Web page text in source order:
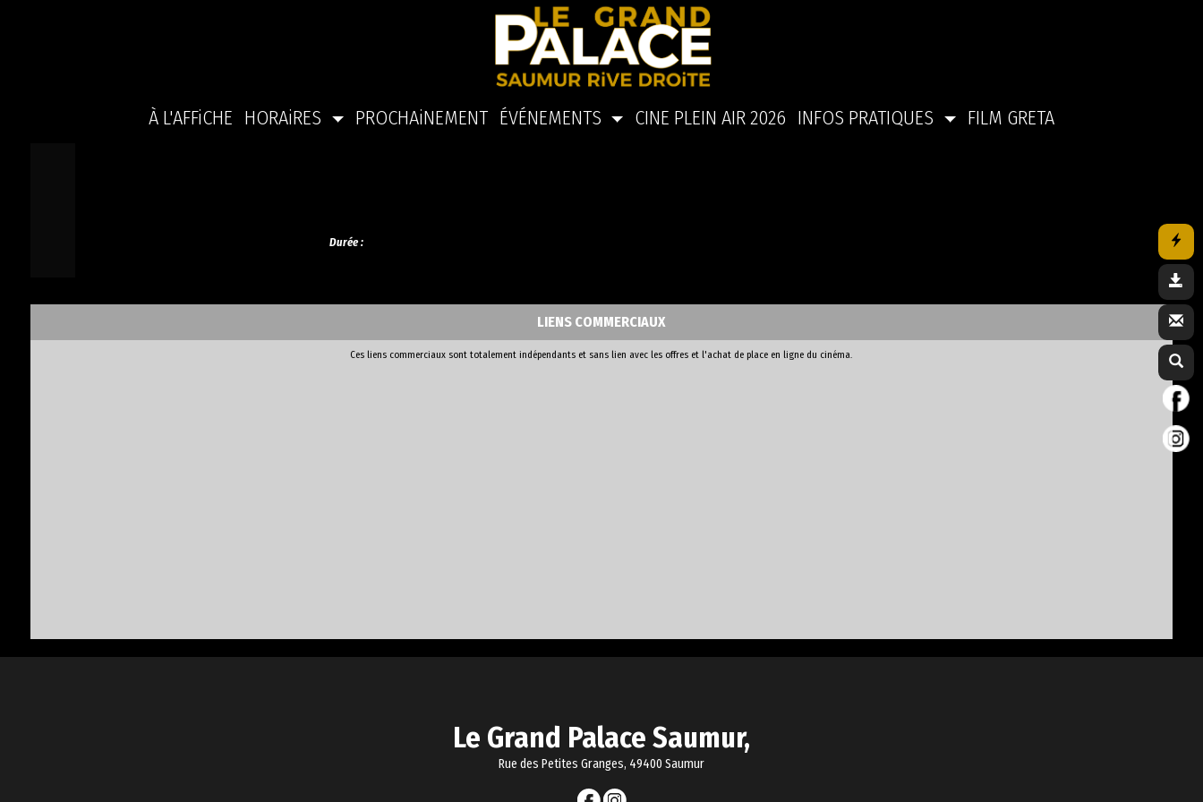
À L'AFFiCHE HORAiRES PROCHAiNEMENT ÉVÉNEMENTS CINE PLEIN AIR 2026 INFOS PRATIQUES FILM GRETA
Durée :
LIENS COMMERCIAUX
Ces liens commerciaux sont totalement indépendants et sans lien avec les offres et l'achat de place en ligne du cinéma.
Le Grand Palace Saumur,
Rue des Petites Granges, 49400 Saumur